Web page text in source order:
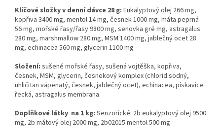
Klíčové složky v denní dávce 28 g: Eukalyptový olej 266 mg,
kopřiva 3400 mg, mentol 14 mg, česnek 1000 mg, máta peprná
56 mg, mořské řasy/řasy 9800 mg, senovka gré mg, astragalus
280 mg, marshmallow 280 mg, MSM 1400 mg, jablečný ocet 28
mg, echinacea 560 mg, glycerin 1100 mg
Složení: sušené mořské řasy, sušená vojtěška, kopřiva,
česnek, MSM, glycerin, česnekový komplex (chlorid sodný,
uhličitan vápenatý, česnek, jablečný ocet), echinacea, pískavice
řecká, astragalus membrana
Doplňkové látky na 1 kg: Senzorické: 2b eukalyptový olej 9500
mg, 2b mátový olej 2000 mg, 2b02015 mentol 500 mg